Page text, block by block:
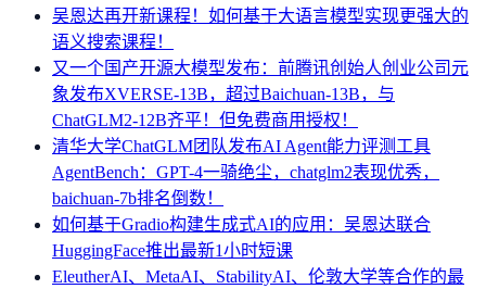
吴恩达再开新课程！如何基于大语言模型实现更强大的
语义搜索课程！
又一个国产开源大模型发布：前腾讯创始人创业公司元
象发布XVERSE-13B，超过Baichuan-13B，与
ChatGLM2-12B齐平！但免费商用授权！
清华大学ChatGLM团队发布AI Agent能力评测工具
AgentBench：GPT-4一骑绝尘，chatglm2表现优秀，
baichuan-7b排名倒数！
如何基于Gradio构建生成式AI的应用：吴恩达联合
HuggingFace推出最新1小时短课
EleutherAI、MetaAI、StabilityAI、伦敦大学等合作的最